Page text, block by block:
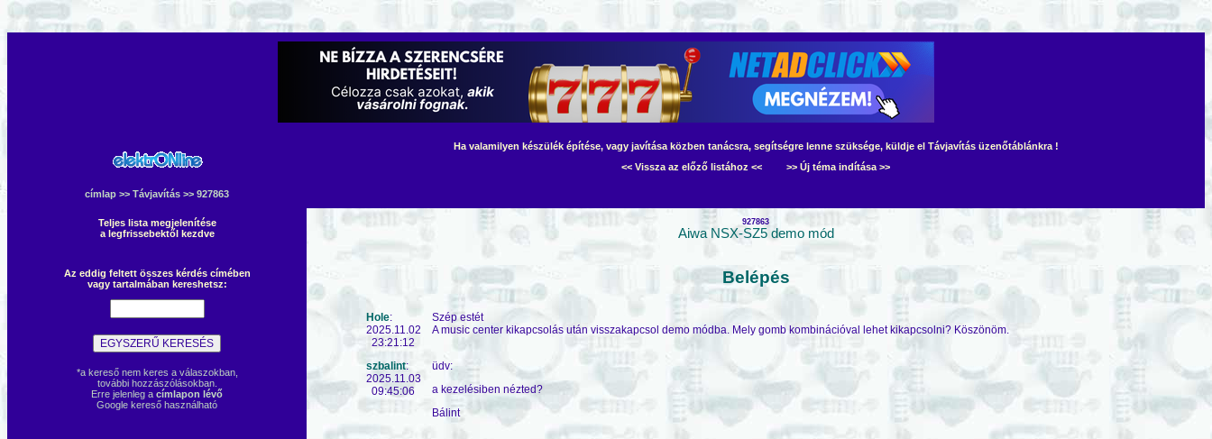
címlap >> Távjavítás >> 927863
Ha valamilyen készülék építése, vagy javítása közben tanácsra, segítségre lenne szüksége, küldje el Távjavítás üzenőtáblánkra !
<< Vissza az előző listához <<
>> Új téma indítása >>
Teljes lista megjelenítése
a legfrissebektől kezdve
927863
Aiwa NSX-SZ5 demo mód
Az eddig feltett összes kérdés címében
vagy tartalmában kereshetsz:
*a kereső nem keres a válaszokban,
további hozzászólásokban.
Erre jelenleg a címlapon lévő
Google kereső használható
Belépés
Hole:
2025.11.02
23:21:12
Szép estét
A music center kikapcsolás után visszakapcsol demo módba. Mely gomb kombinációval lehet kikapcsolni? Köszönöm.
szbalint:
2025.11.03
09:45:06
üdv:
a kezelésiben nézted?
Bálint